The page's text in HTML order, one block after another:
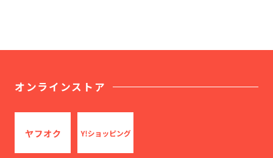
オンラインストア